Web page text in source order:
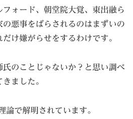
フォード、朝堂院大覚、東出融ら
悪事をばらされるのはまずいの
け嫌がらせをするわけです。
氏のことじゃないか？と思い調べ
ました。
で解明されています。